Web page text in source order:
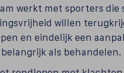
werkt met sporters
willen
en eindelijk een
als behandelen.